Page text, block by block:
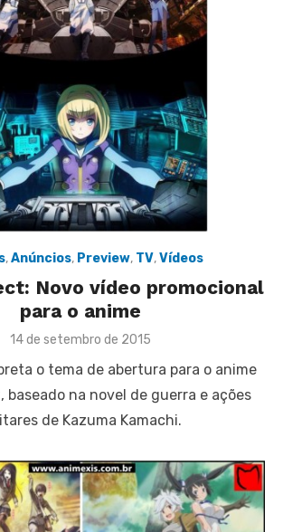
,Anúncios, Preview, TV,Vídeos
Novo vídeo promocional
para o anime
Posted
14 de setembro de 2015
o tema de abertura para o anime
baseado na novel de guerra e ações
de Kazuma Kamachi.